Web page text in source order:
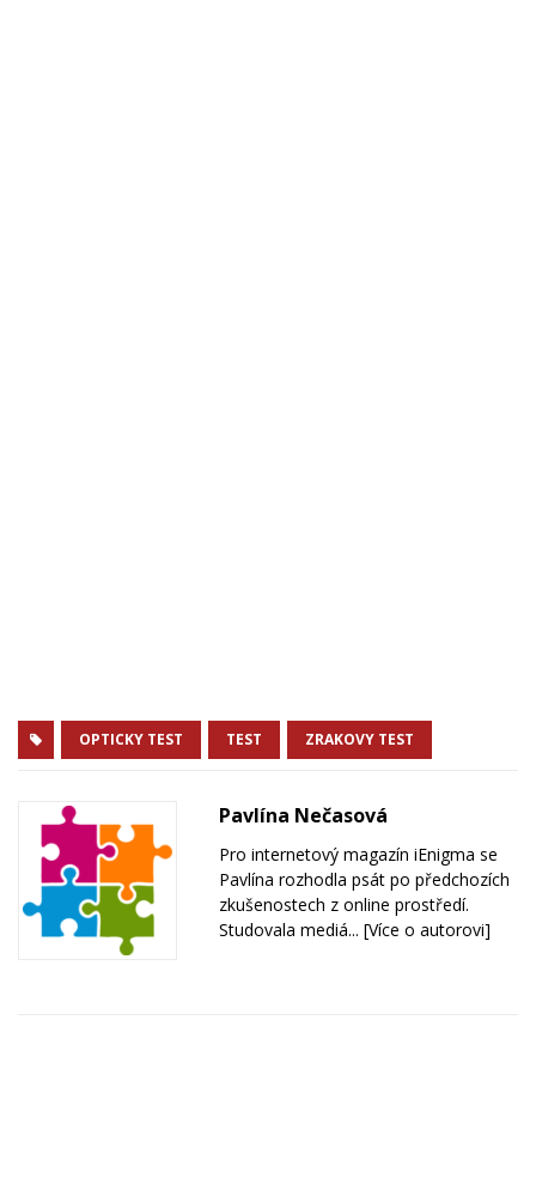
OPTICKY TEST TEST ZRAKOVY TEST
Pavlína Nečasová
Pro internetový magazín iEnigma se
Pavlína rozhodla psát po předchozích
zkušenostech z online prostředí.
Studovala mediá... [Více o autorovi]